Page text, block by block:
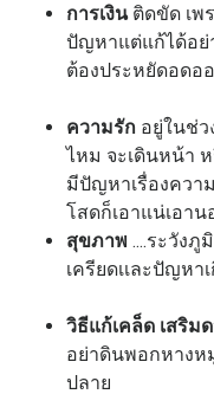
การเงิน ติดขัด เพ
ปัญหาแต่แก้ได้อย่
ต้องประหยัดอดอ
ความรัก อยู่ในช่ว
ไหม จะเดินหน้า
มีปัญหาเรื่องคว
โสดก็เอาแน่เอา
สุขภาพ ....ระวังภู
เครียดเเละปัญหา
วิธีแก้เคล็ด เสริม
อย่าดินพอกหางห
ปลาย